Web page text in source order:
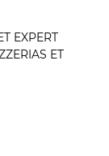
EXPERT
ET